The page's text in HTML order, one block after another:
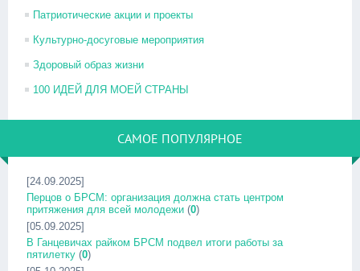
Патриотические акции и проекты
Культурно-досуговые мероприятия
Здоровый образ жизни
100 ИДЕЙ ДЛЯ МОЕЙ СТРАНЫ
САМОЕ ПОПУЛЯРНОЕ
[24.09.2025]
Перцов о БРСМ: организация должна стать центром
притяжения для всей молодежи (0)
[05.09.2025]
В Ганцевичах райком БРСМ подвел итоги работы за
пятилетку (0)